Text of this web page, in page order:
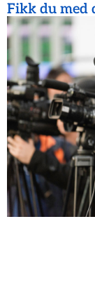
Fikk du med